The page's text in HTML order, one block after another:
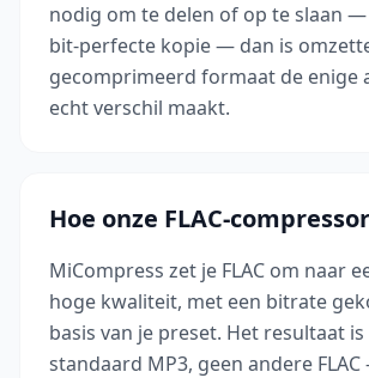
nodig om te delen of op te slaan
bit-perfecte kopie — dan is
gecomprimeerd formaat de enige
echt verschil maakt.
Hoe onze FLAC-
MiCompress zet je FLAC om naar
hoge kwaliteit, met een bitrate
basis van je preset. Het resultaat is
standaard MP3, geen andere